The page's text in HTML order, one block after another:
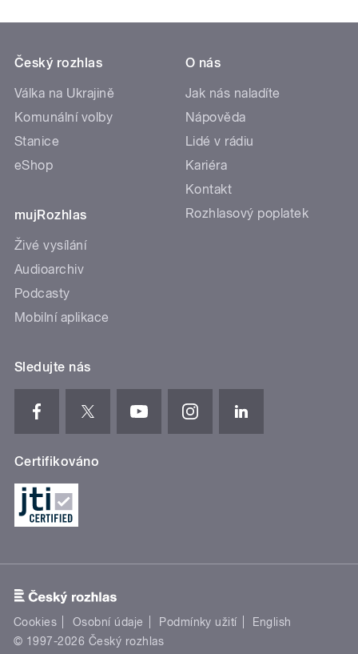
Český rozhlas
Válka na Ukrajině
Komunální volby
Stanice
eShop
mujRozhlas
Živé vysílání
Audioarchiv
Podcasty
Mobilní aplikace
O nás
Jak nás naladíte
Nápověda
Lidé v rádiu
Kariéra
Kontakt
Rozhlasový poplatek
Sledujte nás
Certifikováno
Cookies Osobní údaje Podmínky užití
English
© 1997-2026 Český rozhlas